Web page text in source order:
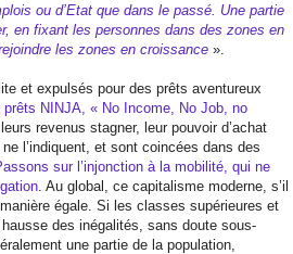
ou d’Etat que dans le passé. Une partie
en fixant les personnes dans des zones en
les zones en croissance ».
et expulsés pour des prêts aventureux
prêts NINJA, « No Income, No Job, no
revenus stagner, leur pouvoir d’achat
l’indiquent, et sont coincées dans des
sur l’injonction à la mobilité, qui ne
. Au global, ce capitalisme moderne, s’il
égale. Si les classes supérieures et
des inégalités, sans doute sous-
une partie de la population,